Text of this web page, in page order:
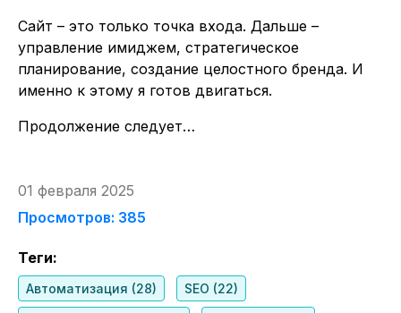
Сайт – это только точка входа. Дальше –
управление имиджем, стратегическое
планирование, создание целостного бренда. И
именно к этому я готов двигаться.
Продолжение следует…
01 февраля 2025
Просмотров: 385
Теги:
Автоматизация (28) SEO (22)